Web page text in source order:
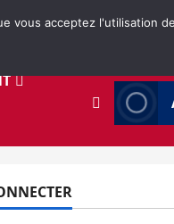
vous acceptez l'utilisation